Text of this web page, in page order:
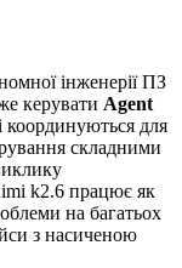
інженерії ПЗ
керувати Agent
координуються для
складними
k2.6 працює як
на багатьох
з насиченою